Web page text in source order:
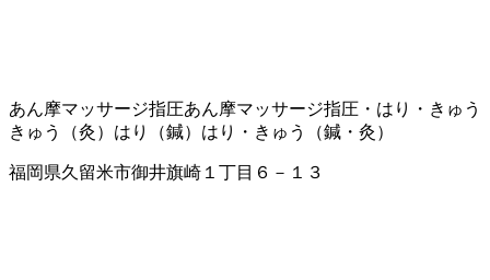
あん摩マッサージ指圧あん摩マッサージ指圧・はり・きゅう
きゅう（灸） はり（鍼） はり・きゅう（鍼・灸）
福岡県久留米市御井旗崎１丁目６－１３